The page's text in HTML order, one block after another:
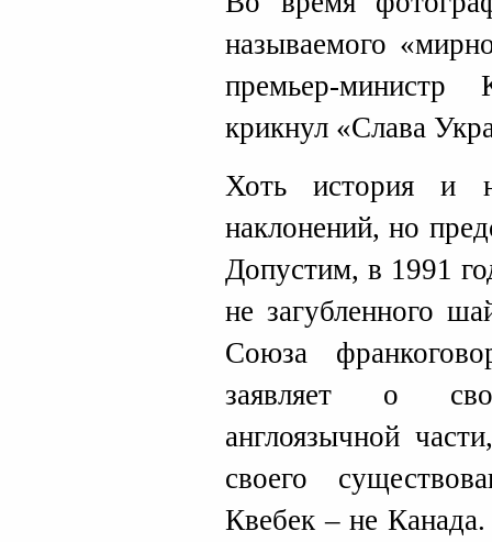
называемого
премьер-
крикнул «Слава
Хоть история и
наклонений, но
Допустим, в 1991
не загубленного
Союза
заявляет о
англоязычной
своего
Квебек – не